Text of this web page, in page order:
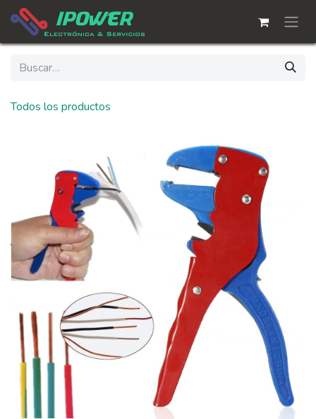
Ir al contenido
Todos los productos